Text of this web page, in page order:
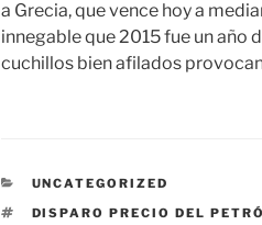
a Grecia, que vence hoy a
innegable que 2015 fue un año
cuchillos bien afilados
CATEGORÍAS
UNCATEGORIZED
ETIQUETAS
DISPARO PRECIO DEL